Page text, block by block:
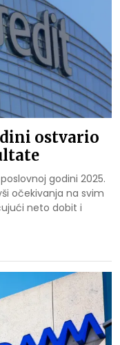
ostvario
godini 2025.
očekivanja na svim
neto dobit i